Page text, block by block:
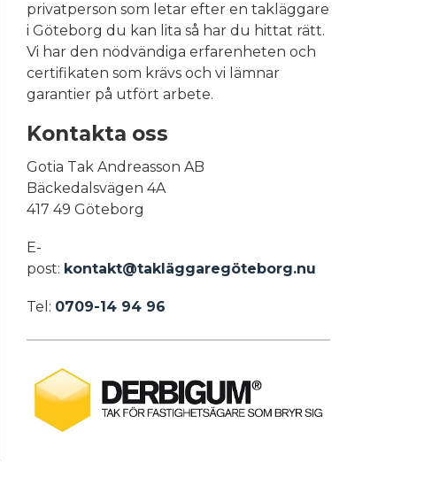
privatperson som letar efter en takläggare
i Göteborg du kan lita så har du hittat rätt.
Vi har den nödvändiga erfarenheten och
certifikaten som krävs och vi lämnar
garantier på utfört arbete.
Kontakta oss
Gotia Tak Andreasson AB
Bäckedalsvägen 4A
417 49 Göteborg
E-
post: kontakt@takläggaregöteborg.nu
Tel: 0709-14 94 96